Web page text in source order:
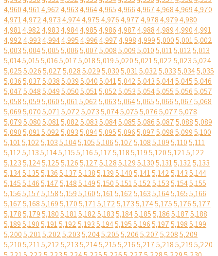
4,9604,9614,9624,9634,9644,9654,9664,9674,9684,9694,970
4,9714,9724,9734,9744,9754,9764,9774,9784,9794,980
4,9814,9824,9834,9844,9854,9864,9874,9884,9894,9904,991
4,9924,9934,9944,9954,9964,9974,9984,9995,0005,0015,002
5,0035,0045,0055,0065,0075,0085,0095,0105,0115,0125,013
5,0145,0155,0165,0175,0185,0195,0205,0215,0225,0235,024
5,0255,0265,0275,0285,0295,0305,0315,0325,0335,0345,035
5,0365,0375,0385,0395,0405,0415,0425,0435,0445,0455,046
5,0475,0485,0495,0505,0515,0525,0535,0545,0555,0565,057
5,0585,0595,0605,0615,0625,0635,0645,0655,0665,0675,068
5,0695,0705,0715,0725,0735,0745,0755,0765,0775,078
5,0795,0805,0815,0825,0835,0845,0855,0865,0875,0885,089
5,0905,0915,0925,0935,0945,0955,0965,0975,0985,0995,100
5,1015,1025,1035,1045,1055,1065,1075,1085,1095,1105,111
5,1125,1135,1145,1155,1165,1175,1185,1195,1205,1215,122
5,1235,1245,1255,1265,1275,1285,1295,1305,1315,1325,133
5,1345,1355,1365,1375,1385,1395,1405,1415,1425,1435,144
5,1455,1465,1475,1485,1495,1505,1515,1525,1535,1545,155
5,1565,1575,1585,1595,1605,1615,1625,1635,1645,1655,166
5,1675,1685,1695,1705,1715,1725,1735,1745,1755,1765,177
5,1785,1795,1805,1815,1825,1835,1845,1855,1865,1875,188
5,1895,1905,1915,1925,1935,1945,1955,1965,1975,1985,199
5,2005,2015,2025,2035,2045,2055,2065,2075,2085,209
5,2105,2115,2125,2135,2145,2155,2165,2175,2185,2195,220